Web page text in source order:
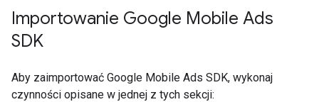
Importowanie Google Mobile Ads
SDK
Aby zaimportować Google Mobile Ads SDK, wykonaj
czynności opisane w jednej z tych sekcji: